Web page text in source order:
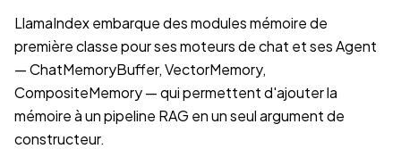
LlamaIndex embarque des modules mémoire de
première classe pour ses moteurs de chat et ses Agent
— ChatMemoryBuffer, VectorMemory,
CompositeMemory — qui permettent d'ajouter la
mémoire à un pipeline RAG en un seul argument de
constructeur.